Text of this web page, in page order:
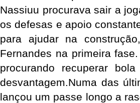
Nassiuu procurava sair a
os defesas e apoio
para ajudar na
Fernandes na primeira
procurando recuperar
desvantagem.Numa das
lançou um passe longo a